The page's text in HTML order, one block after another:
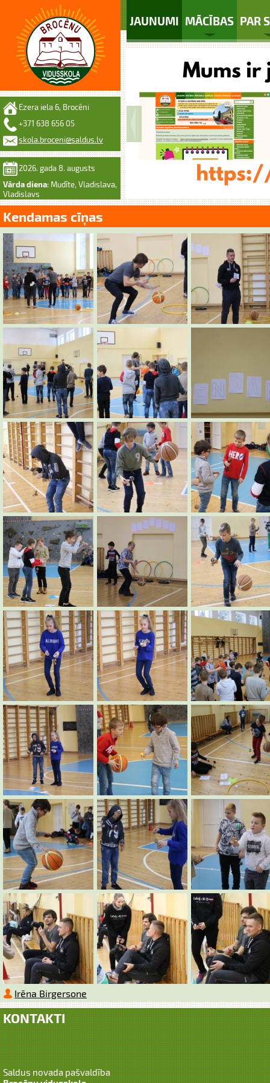
JAUNUMI MĀCĪBAS PAR
Ezera iela 6, Brocēni
+371 638 656 05
skola.broceni@saldus.lv
2026. gada 8. augusts
Vārda diena: Mudīte, Vladislava,
Vladislavs
Kendamas cīņas
Irēna Birgersone
KONTAKTI
Saldus novada pašvaldība